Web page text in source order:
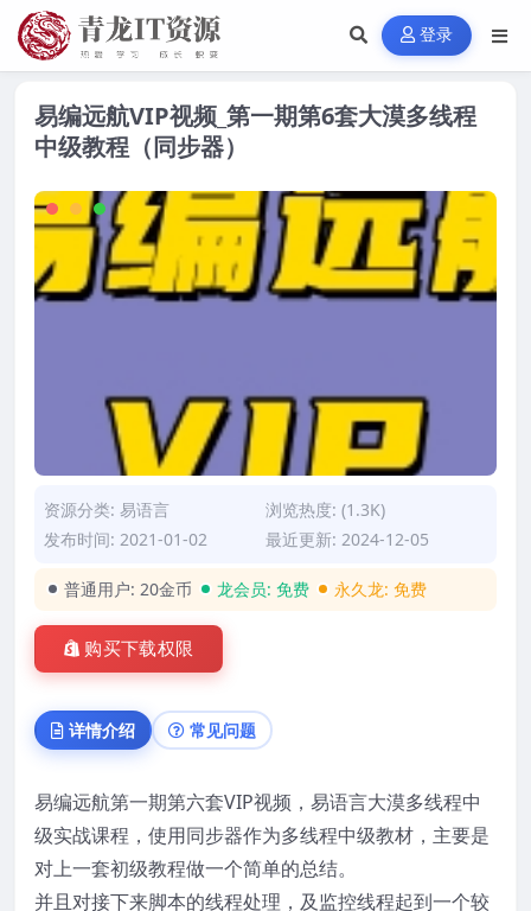
登录
易编远航VIP视频_第一期第6套大漠多线程
中级教程（同步器）
资源分类: 易语言
浏览热度: (1.3K)
发布时间: 2021-01-02
最近更新: 2024-12-05
普通用户: 20金币 龙会员: 免费 永久龙: 免费
购买下载权限
详情介绍 常见问题
易编远航第一期第六套VIP视频，易语言大漠多线程中
级实战课程，使用同步器作为多线程中级教材，主要是
对上一套初级教程做一个简单的总结。
并且对接下来脚本的线程处理，及监控线程起到一个较